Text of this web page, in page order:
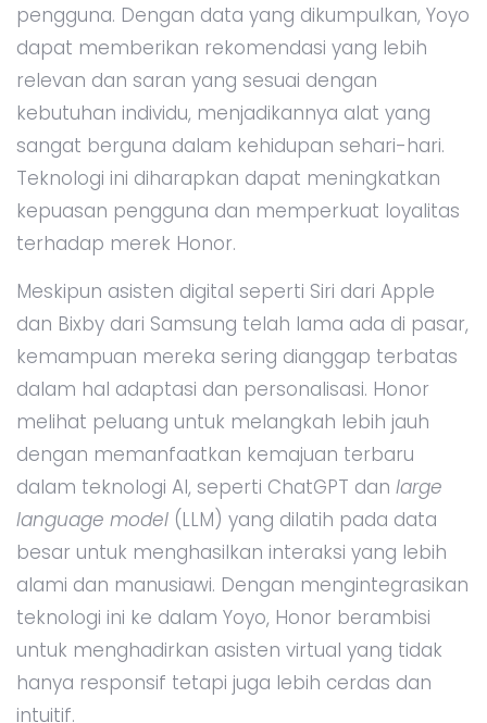
pengguna. Dengan data yang dikumpulkan, Yoyo
dapat memberikan rekomendasi yang lebih
relevan dan saran yang sesuai dengan
kebutuhan individu, menjadikannya alat yang
sangat berguna dalam kehidupan sehari-hari.
Teknologi ini diharapkan dapat meningkatkan
kepuasan pengguna dan memperkuat loyalitas
terhadap merek Honor.
Meskipun asisten digital seperti Siri dari Apple
dan Bixby dari Samsung telah lama ada di pasar,
kemampuan mereka sering dianggap terbatas
dalam hal adaptasi dan personalisasi. Honor
melihat peluang untuk melangkah lebih jauh
dengan memanfaatkan kemajuan terbaru
dalam teknologi AI, seperti ChatGPT dan large
language model (LLM) yang dilatih pada data
besar untuk menghasilkan interaksi yang lebih
alami dan manusiawi. Dengan mengintegrasikan
teknologi ini ke dalam Yoyo, Honor berambisi
untuk menghadirkan asisten virtual yang tidak
hanya responsif tetapi juga lebih cerdas dan
intuitif.